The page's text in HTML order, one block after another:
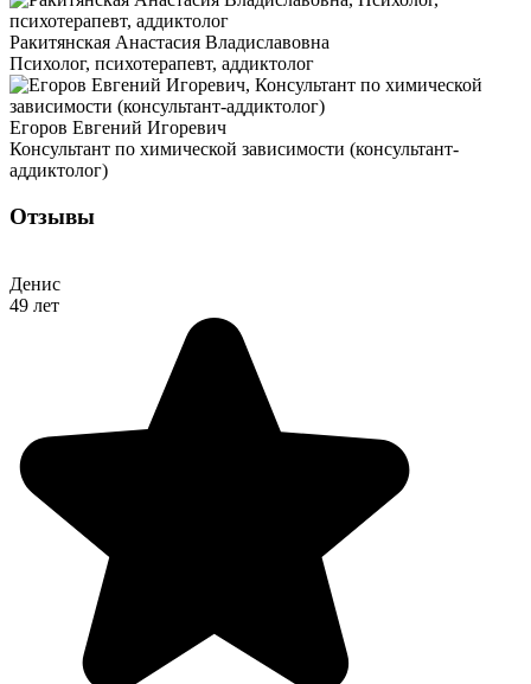
Ракитянская Анастасия Владиславовна
Психолог, психотерапевт, аддиктолог
Егоров Евгений Игоревич
Консультант по химической зависимости (консультант-
аддиктолог)
Отзывы
Денис
49 лет